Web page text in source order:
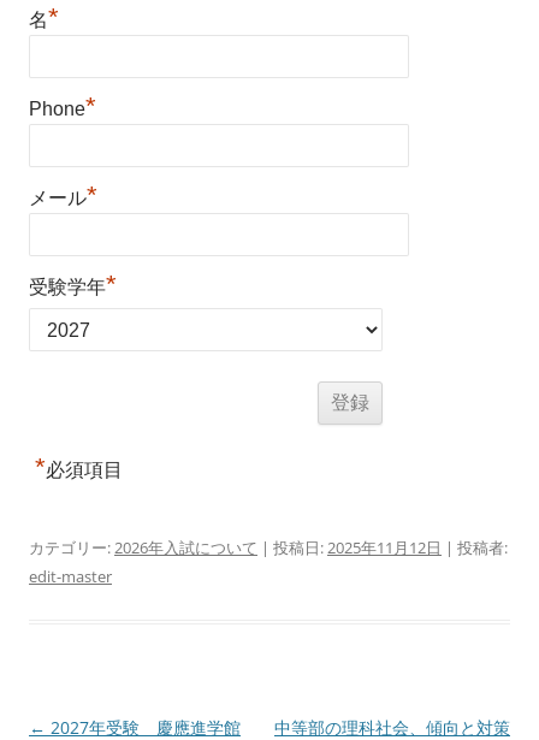
名*
Phone*
メール*
受験学年*
*必須項目
カテゴリー:2026年入試について | 投稿日:2025年11月12日 | 投稿者:
edit-master
投
← 2027年受験 慶應進学館
中等部の理科社会、傾向と対策